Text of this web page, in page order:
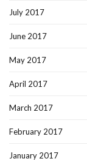
July 2017
June 2017
May 2017
April 2017
March 2017
February 2017
January 2017